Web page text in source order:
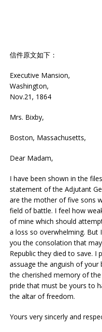
信件原文如下：
Executive Mansion,
Washington,
Nov.21, 1864
Mrs. Bixby,
Boston, Massachusetts,
Dear Madam,
I have been shown in the
statement of the Adjutant
are the mother of five sons
field of battle. I feel how
of mine which should
a loss so overwhelming.
you the consolation that
Republic they died to save. I
assuage the anguish of
the cherished memory of
pride that must be yours to
the altar of freedom.
Yours very sincerly and